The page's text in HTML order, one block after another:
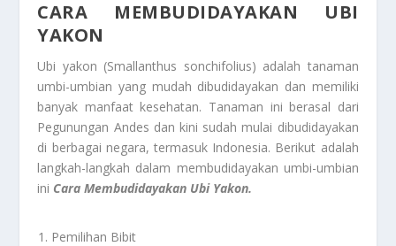
CARA MEMBUDIDAYAKAN UBI
YAKON
Ubi yakon (Smallanthus sonchifolius) adalah tanaman
umbi-umbian yang mudah dibudidayakan dan memiliki
banyak manfaat kesehatan. Tanaman ini berasal dari
Pegunungan Andes dan kini sudah mulai dibudidayakan
di berbagai negara, termasuk Indonesia. Berikut adalah
langkah-langkah dalam membudidayakan umbi-umbian
ini Cara Membudidayakan Ubi Yakon.
Pemilihan Bibit